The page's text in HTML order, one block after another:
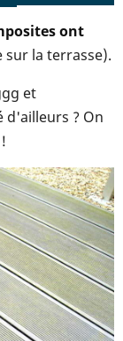
ont
sur la terrasse).
et
d'ailleurs ? On